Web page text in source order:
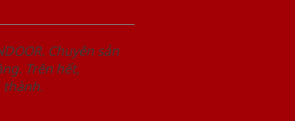
Chuyên sản
Trên hết,
thành.